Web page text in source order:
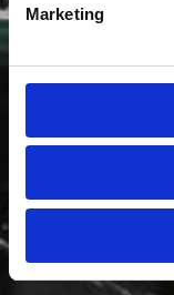
Marketing